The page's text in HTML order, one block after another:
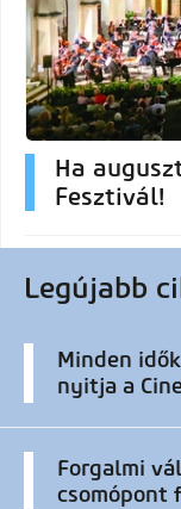
Ha
Fesztivál!
Legújabb
Minden
nyitja a
Forgalmi
csomópont